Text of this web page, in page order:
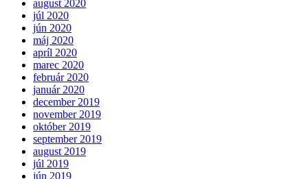
august 2020
júl 2020
jún 2020
máj 2020
apríl 2020
marec 2020
február 2020
január 2020
december 2019
november 2019
október 2019
september 2019
august 2019
júl 2019
jún 2019